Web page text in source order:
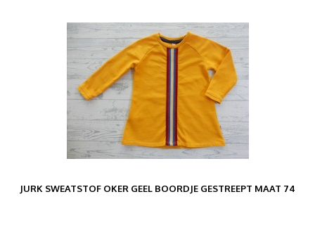
JURK SWEATSTOF OKER GEEL BOORDJE GESTREEPT MAAT 74